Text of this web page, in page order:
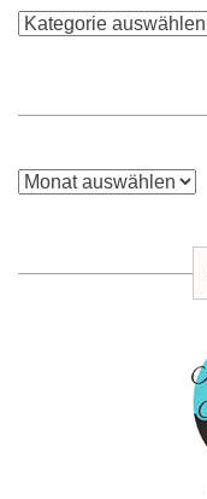
Kategorien
Archiv